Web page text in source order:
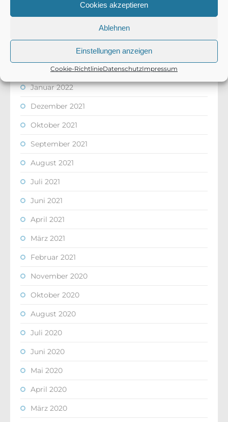
Cookies akzeptieren
Ablehnen
Einstellungen anzeigen
Cookie-RichtlinieDatenschutzImpressum
Februar 2022
Januar 2022
Dezember 2021
Oktober 2021
September 2021
August 2021
Juli 2021
Juni 2021
April 2021
März 2021
Februar 2021
November 2020
Oktober 2020
August 2020
Juli 2020
Juni 2020
Mai 2020
April 2020
März 2020